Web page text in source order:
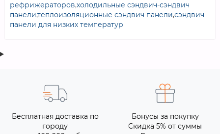
рефрижераторов,холодильные сэндвич-сэндвич
панели,теплоизоляционные сэндвич панели,сэндвич
панели для низких температур
Бесплатная доставка по
городу
Бонусы за покупку
Скидка 5% от суммы